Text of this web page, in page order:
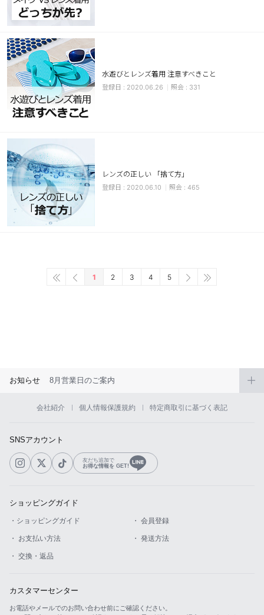
水遊びとレンズ着用 注意すべきこと
2020.06.26 331
レンズの正しい 「捨て方」
2020.06.10 465
1 2 3 4 5
お知らせ 8月営業日のご案内
会社紹介 個人情報保護規約 特定商取引に基づく表記
SNSアカウント
友だち追加で
お得な情報を GET!
ショッピングガイド
・ショッピングガイド ・ 会員登録
・ お支払い方法 ・ 発送方法
・ 交換・返品
カスタマーセンター
お電話やメールでのお問い合わせ前にご確認ください。